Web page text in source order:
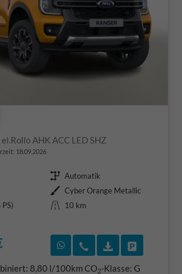
AHK ACC LED SHZ
18.09.2026
Getriebe Automatik
Außenfarbe Cyber Orange Metallic
Kilometerstand
10 km
Rückruf vereinbaren
Wir rufen Sie an
8,80 l/100kmCO2-Klasse: G